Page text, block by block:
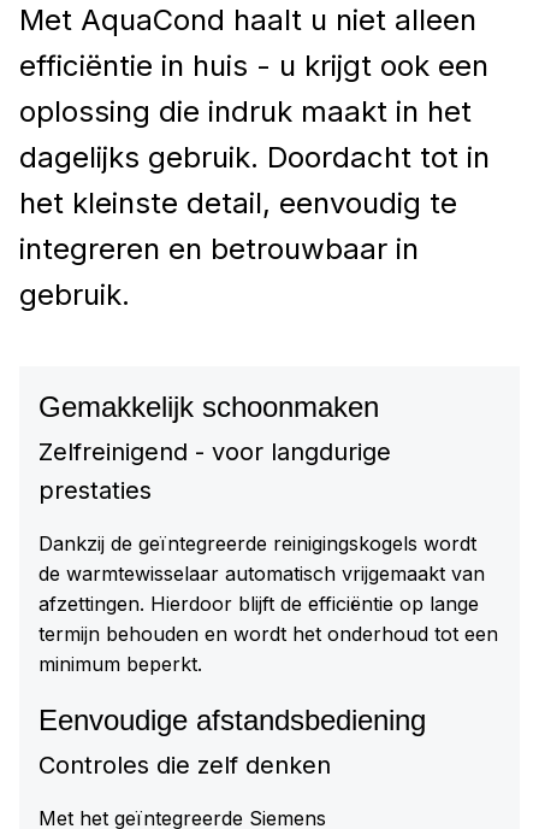
Met AquaCond haalt u niet alleen
efficiëntie in huis - u krijgt ook een
oplossing die indruk maakt in het
dagelijks gebruik. Doordacht tot in
het kleinste detail, eenvoudig te
integreren en betrouwbaar in
gebruik.
Gemakkelijk schoonmaken
Zelfreinigend - voor langdurige
prestaties
Dankzij de geïntegreerde reinigingskogels wordt
de warmtewisselaar automatisch vrijgemaakt van
afzettingen. Hierdoor blijft de efficiëntie op lange
termijn behouden en wordt het onderhoud tot een
minimum beperkt.
Eenvoudige afstandsbediening
Controles die zelf denken
Met het geïntegreerde Siemens